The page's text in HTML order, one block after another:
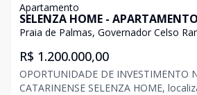
Apartamento
SELENZA HOME -
Praia de Palmas, Governador Celso
R$ 1.200.000,00
OPORTUNIDADE DE INVESTIMENTO
CATARINENSE SELENZA HOME, localizado na Praia